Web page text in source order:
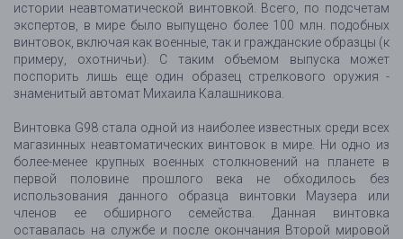
истории неавтоматической винтовкой. Всего, по подсчетам
экспертов, в мире было выпущено более 100 млн. подобных
винтовок, включая как военные, так и гражданские образцы (к
примеру, охотничьи). С таким объемом выпуска может
поспорить лишь еще один образец стрелкового оружия -
знаменитый автомат Михаила Калашникова.
Винтовка G98 стала одной из наиболее известных среди всех
магазинных неавтоматических винтовок в мире. Ни одно из
более-менее крупных военных столкновений на планете в
первой половине прошлого века не обходилось без
использования данного образца винтовки Маузера или
членов ее обширного семейства. Данная винтовка
оставалась на службе и после окончания Второй мировой